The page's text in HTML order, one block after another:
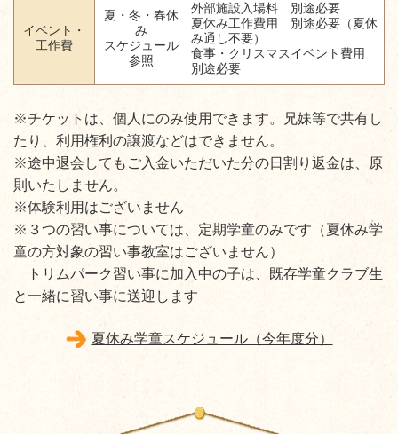
イベント・
工作費
夏・冬・春休
み
スケジュール
参照
外部施設入場料 別途必要
夏休み工作費用 別途必要（夏休
み通し不要）
食事・クリスマスイベント費用
別途必要
※チケットは、個人にのみ使用できます。兄妹等で共有し
たり、利用権利の譲渡などはできません。
※途中退会してもご入金いただいた分の日割り返金は、原
則いたしません。
※体験利用はございません
※３つの習い事については、定期学童のみです（夏休み学
童の方対象の習い事教室はございません）
トリムパーク習い事に加入中の子は、既存学童クラブ生
と一緒に習い事に送迎します
夏休み学童スケジュール（今年度分）